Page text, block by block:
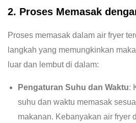
2. Proses Memasak
Proses memasak dalam air fryer
langkah yang memungkinkan
luar dan lembut di dalam:
Pengaturan Suhu dan Waktu:
suhu dan waktu memasak
makanan. Kebanyakan air fryer